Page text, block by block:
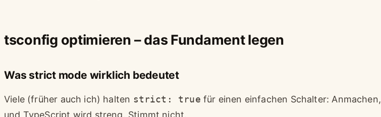
tsconfig optimieren – das Fundament legen
Was strict mode wirklich bedeutet
Viele (früher auch ich) halten strict: true für einen einfachen Schalter: Anmachen,
und TypeScript wird streng. Stimmt nicht.